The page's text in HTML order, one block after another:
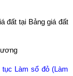
đất tại Bảng giá đất
tục Làm sổ đỏ(Làm